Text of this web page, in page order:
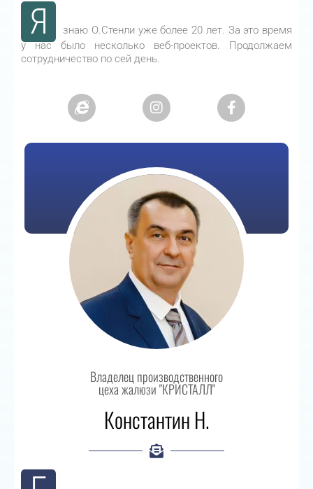
Я
знаю О.Стенли уже более 20 лет. За это время
у нас было несколько веб-проектов. Продолжаем
сотрудничество по сей день.
Владелец производственного
цеха жалюзи "КРИСТАЛЛ"
Константин Н.